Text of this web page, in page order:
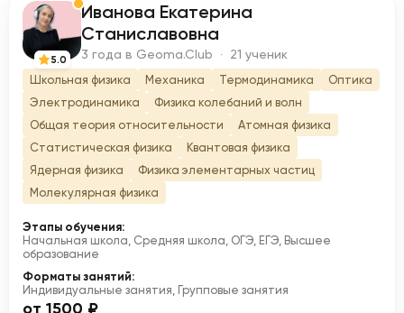
И
5.0
Иванова Екатерина
Станиславовна
3 года в Geoma.Club · 21 ученик
Школьная физика Механика Термодинамика
Оптика
Электродинамика
Физика колебаний и волн
Общая теория относительности
Атомная физика
Статистическая физика
Квантовая физика
Ядерная физика
Физика элементарных частиц
Молекулярная физика
Этапы обучения:
Начальная школа, Средняя школа, ОГЭ, ЕГЭ, Высшее
образование
Форматы занятий:
Индивидуальные занятия, Групповые занятия
от 1500 ₽